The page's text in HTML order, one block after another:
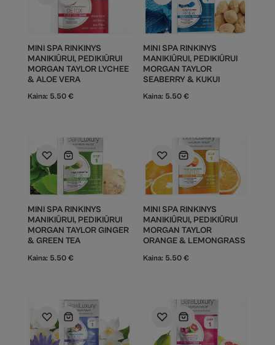
MINI SPA RINKINYS
MANIKIŪRUI, PEDIKIŪRUI
MORGAN TAYLOR LYCHEE
& ALOE VERA
Kaina: 5.50 €
MINI SPA RINKINYS
MANIKIŪRUI, PEDIKIŪRUI
MORGAN TAYLOR
SEABERRY & KUKUI
Kaina: 5.50 €
MINI SPA RINKINYS
MANIKIŪRUI, PEDIKIŪRUI
MORGAN TAYLOR GINGER
& GREEN TEA
Kaina: 5.50 €
MINI SPA RINKINYS
MANIKIŪRUI, PEDIKIŪRUI
MORGAN TAYLOR
ORANGE & LEMONGRASS
Kaina: 5.50 €